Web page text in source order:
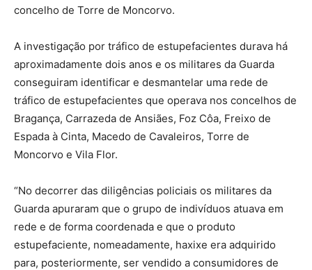
concelho de Torre de Moncorvo.
A investigação por tráfico de estupefacientes durava há
aproximadamente dois anos e os militares da Guarda
conseguiram identificar e desmantelar uma rede de
tráfico de estupefacientes que operava nos concelhos de
Bragança, Carrazeda de Ansiães, Foz Côa, Freixo de
Espada à Cinta, Macedo de Cavaleiros, Torre de
Moncorvo e Vila Flor.
“No decorrer das diligências policiais os militares da
Guarda apuraram que o grupo de indivíduos atuava em
rede e de forma coordenada e que o produto
estupefaciente, nomeadamente, haxixe era adquirido
para, posteriormente, ser vendido a consumidores de